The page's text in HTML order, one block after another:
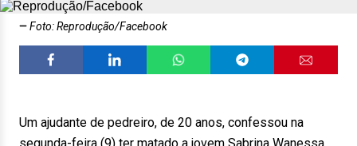
Foto: Reprodução/Facebook
Um ajudante de pedreiro, de 20 anos, confessou na